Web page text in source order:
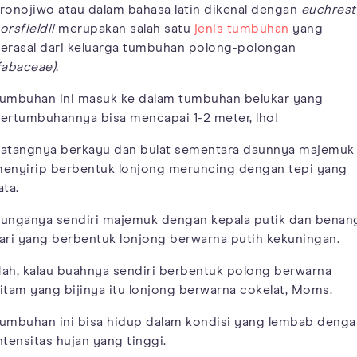
atau dalam bahasa latin dikenal dengan
merupakan salah satu jenis tumbuhan yang
dari keluarga tumbuhan polong-polongan
ini masuk ke dalam tumbuhan belukar yang
bisa mencapai 1-2 meter, lho!
berkayu dan bulat sementara daunnya majemuk
berbentuk lonjong meruncing dengan tepi yang
sendiri majemuk dengan kepala putik dan
yang berbentuk lonjong berwarna putih kekuningan.
kalau buahnya sendiri berbentuk polong berwarna
yang bijinya itu lonjong berwarna cokelat, Moms.
ini bisa hidup dalam kondisi yang lembab
hujan yang tinggi.